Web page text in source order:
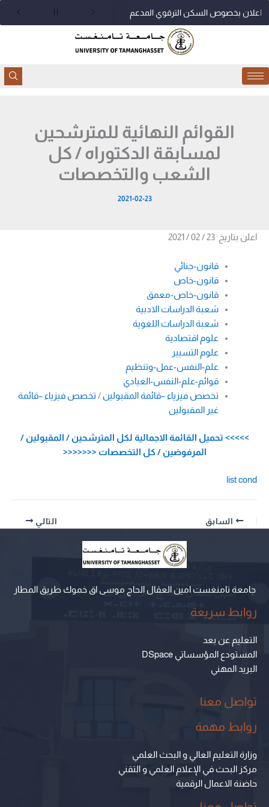
اعلان بخصوص السكن الترقوي المدعم
القوائم النهائية للمترشحين
لمسابقة الدكتوراه / كل
الشعب والتخصصات
2021-02-23
اعلن بتاريخ 23 / 02 / 2021
قانون-جنائي
قانون-خاص
قانون-خاص-معمق
شعبة الدراسات الادبية
شعبة الدراسات اللغوية
علوم اقتصادية
علوم التسيير
علم-النفس-عمل-وتنظيم
قوائم-علم-النفس-العيادي
تخصص فيزياء –قائمة المقبولين / تخصص فيزياء –قائمة
غير المقبولين
>>>>> تحميل القائمة الاجمالية لكل المترشحين / المقبولين /
المرفوضين / كل التخصصات <<<<<<<
list cond
السابق التالي
جامعة تامنغست امين العقال الحاج موسى اق خموك طريق المطار
روابط سريعة
التعليم عن بعد
المستودع المؤسساتي DSpace
البريد المهني
تواصل معنا
روابط مهمة
وزارة التعليم العالي و البحث العلمي
مركز البحث في الإعلام العلمي و التقني
حاضنة الاعمال الرقمية